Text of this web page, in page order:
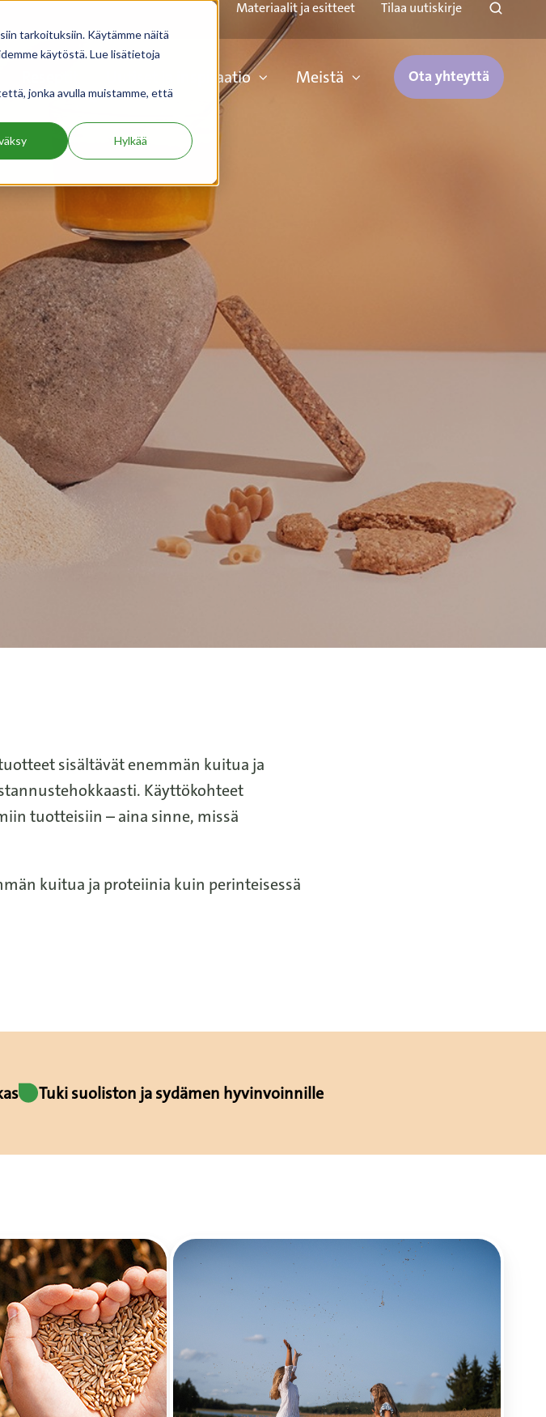
tarkoituksiin. Käytämme näitä
käytöstä. Lue lisätietoja
jonka avulla muistamme, että
Hylkää
Materiaalit ja esitteet Tilaa uutiskirje
Uutiset ja inspiraatio Meistä Ota yhteyttä
sisältävät enemmän kuitua ja
Käyttökohteet
tuotteisiin – aina sinne, missä
kuitua ja proteiinia kuin perinteisessä
Tuki suoliston ja sydämen hyvinvoinnille